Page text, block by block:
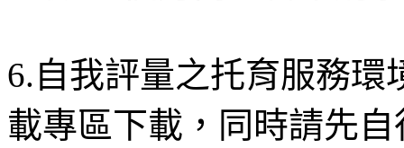
6.自我評量之托育服務
載專區下載，同時請先